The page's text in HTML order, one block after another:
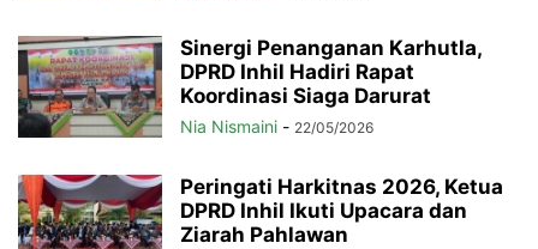
Sinergi Penanganan Karhutla,
DPRD Inhil Hadiri Rapat
Koordinasi Siaga Darurat
Nia Nismaini - 22/05/2026
Peringati Harkitnas 2026, Ketua
DPRD Inhil Ikuti Upacara dan
Ziarah Pahlawan